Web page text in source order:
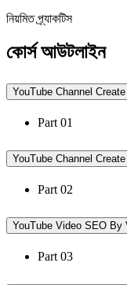
নিয়মিত প্র্যাকটিস
কোর্স আউটলাইন
YouTube Channel
Part 01
YouTube Channel
Part 02
YouTube Video SEO By
Part 03